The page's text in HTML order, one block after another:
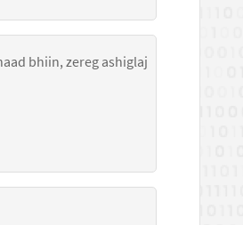
bhiin, zereg ashiglaj